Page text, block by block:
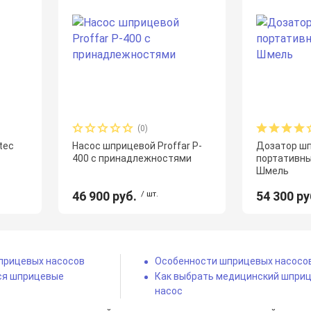
(0)
Насос шприцевой Proffar P-
400 с принадлежностями
46 900 руб. / шт.
Дозатор
Шмель
54 300
насосов
шприцевые
Особенности шприцевых
Как выбрать медицинский
насос